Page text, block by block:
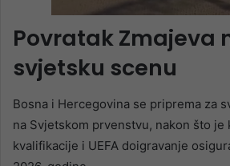
Povratak Zmajeva
svjetsku scenu
Bosna i Hercegovina se priprema za
na Svjetskom prvenstvu, nakon što je
kvalifikacije i UEFA doigravanje